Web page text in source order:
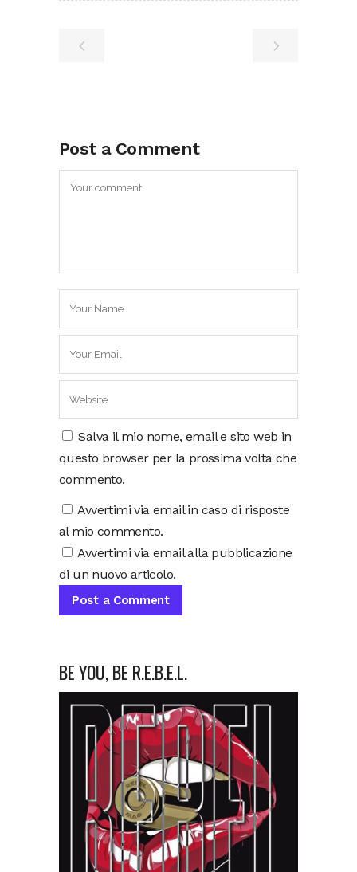
Post a Comment
Salva il mio nome, email e sito web in
questo browser per la prossima volta che
commento.
Avvertimi via email in caso di risposte
al mio commento.
Avvertimi via email alla pubblicazione
di un nuovo articolo.
BE YOU, BE R.E.B.E.L.